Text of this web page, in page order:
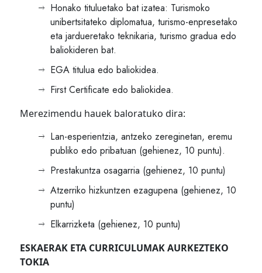
Honako tituluetako bat izatea: Turismoko
unibertsitateko diplomatua, turismo-enpresetako
eta jardueretako teknikaria, turismo gradua edo
baliokideren bat.
EGA titulua edo baliokidea.
First Certificate edo baliokidea.
Merezimendu hauek baloratuko dira:
Lan-esperientzia, antzeko zereginetan, eremu
publiko edo pribatuan (gehienez, 10 puntu).
Prestakuntza osagarria (gehienez, 10 puntu)
Atzerriko hizkuntzen ezagupena (gehienez, 10
puntu)
Elkarrizketa (gehienez, 10 puntu)
ESKAERAK ETA CURRICULUMAK AURKEZTEKO
TOKIA